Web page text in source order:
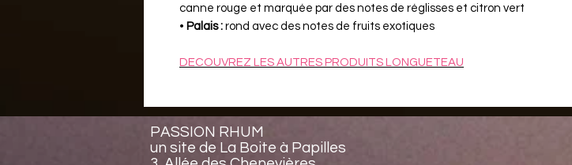
canne rouge et marquée par des notes de réglisses et citron vert
• Palais : rond avec des notes de fruits exotiques
DECOUVREZ LES AUTRES PRODUITS LONGUETEAU
PASSION RHUM
un site de La Boite à Papilles